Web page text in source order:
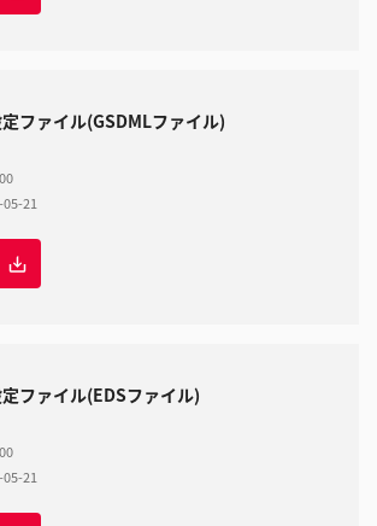
ファイル(GSDMLファイル)
21
ファイル(EDSファイル)
21